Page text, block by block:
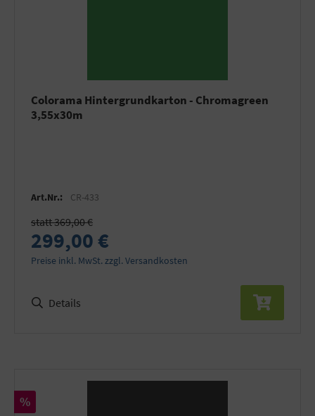
Colorama Hintergrundkarton - Chromagreen
3,55x30m
Art.Nr.: CR-433
statt 369,00 €
299,00 €
Preise inkl. MwSt. zzgl. Versandkosten
Details
Rabatt
%